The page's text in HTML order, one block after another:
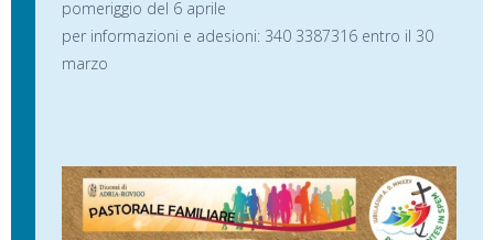
pomeriggio del 6 aprile
per informazioni e adesioni: 340 3387316 entro il 30
marzo